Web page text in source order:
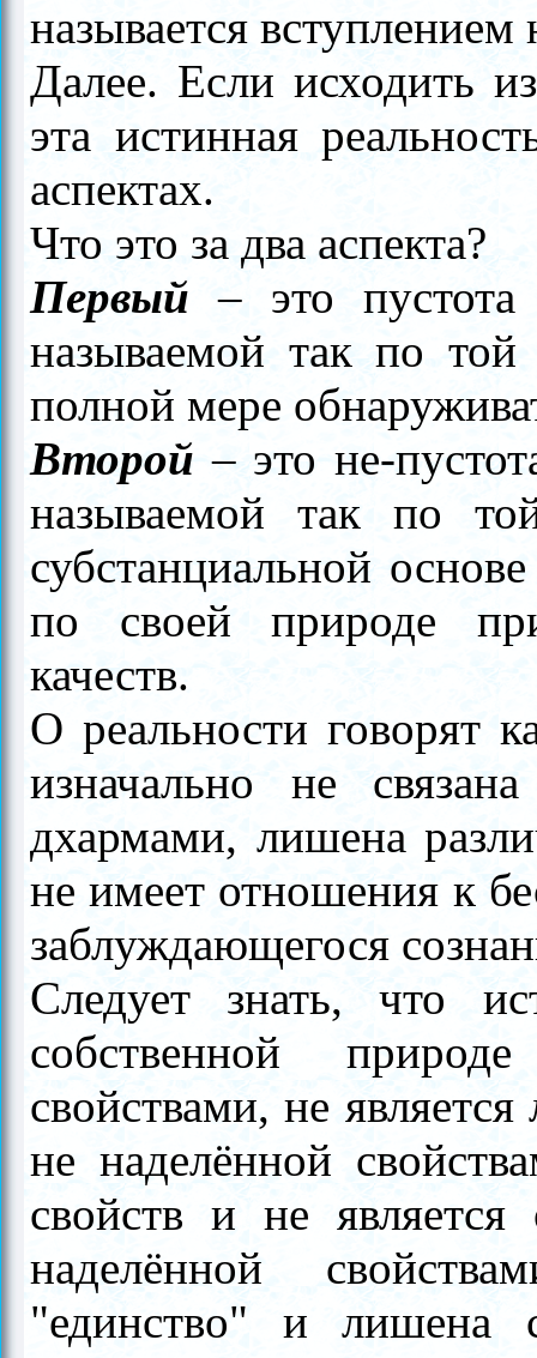
называется вступлением
Далее. Если исходить
эта истинная
аспектах.
Что это за два аспекта?
Первый –это пустота
называемой так по
полной мере
Второй –это не-
называемой так по
субстанциальной
по своей природе
качеств.
О реальности говорят
изначально не
дхармами, лишена
не имеет отношения к
заблуждающегося
Следует знать, что
собственной
свойствами, не
не наделённой
свойств и не
наделённой
"единство" и лишена